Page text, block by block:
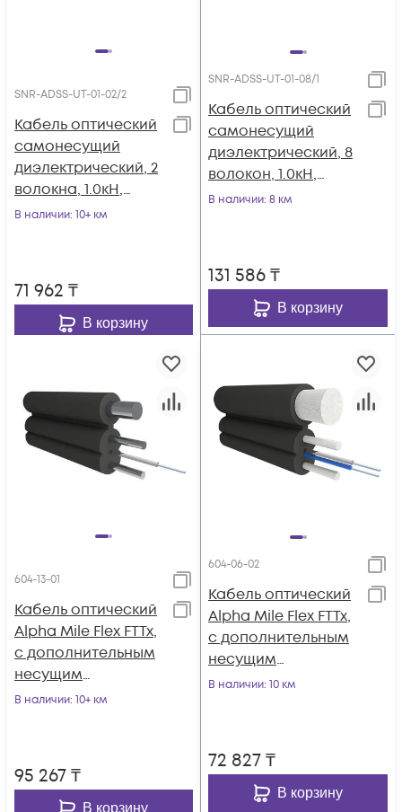
SNR-ADSS-UT-01-02/2
Кабель оптический
самонесущий
диэлектрический, 2
волокна, 1.0кН,
5.0мм, катушка 2км.
В наличии: 10+ км
71 962 ₸
В корзину
SNR-ADSS-UT-01-08/1
Кабель оптический
самонесущий
диэлектрический, 8
волокон, 1.0кН,
5.0мм, катушка 1км.
В наличии: 8 км
131 586₸
В корзину
604-13-01
Кабель оптический
Alpha Mile Flex FTTx,
с дополнительным
несущим
элементом
В наличии: 10+ км
95 267₸
В корзину
604-06-02
Кабель оптический
Alpha Mile Flex FTTx,
с дополнительным
несущим
элементом (FRP 1.8
В наличии: 10 км
72 827₸
В корзину